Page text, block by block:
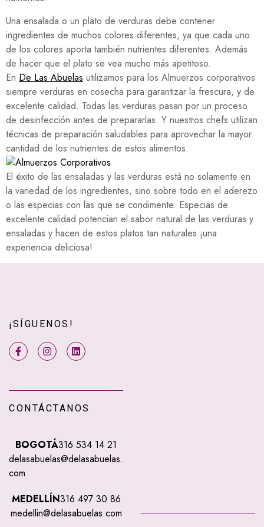
Una ensalada o un plato de verduras debe contener
ingredientes de muchos colores diferentes, ya que cada uno
de los colores aporta también nutrientes diferentes. Además
de hacer que el plato se vea mucho más apetitoso.
En De Las Abuelas utilizamos para los Almuerzos corporativos
siempre verduras en cosecha para garantizar la frescura, y de
excelente calidad. Todas las verduras pasan por un proceso
de desinfección antes de prepararlas. Y nuestros chefs utilizan
técnicas de preparación saludables para aprovechar la mayor
cantidad de los nutrientes de estos alimentos.
El éxito de las ensaladas y las verduras está no solamente en
la variedad de los ingredientes, sino sobre todo en el aderezo
o las especias con las que se condimente. Especias de
excelente calidad potencian el sabor natural de las verduras y
ensaladas y hacen de estos platos tan naturales ¡una
experiencia deliciosa!
¡SÍGUENOS!
CONTÁCTANOS
BOGOTÁ316 534 14 21
delasabuelas@delasabuelas.
com
MEDELLÍN316 497 30 86
medellin@delasabuelas.com